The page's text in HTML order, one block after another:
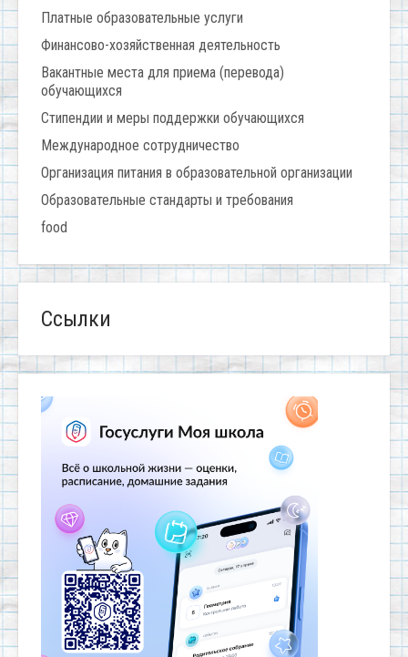
Платные образовательные услуги
Финансово-хозяйственная деятельность
Вакантные места для приема (перевода)
обучающихся
Стипендии и меры поддержки обучающихся
Международное сотрудничество
Организация питания в образовательной организации
Образовательные стандарты и требования
food
Ссылки